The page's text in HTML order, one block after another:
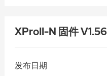
XProII-N 固件 V1.56
发布日期